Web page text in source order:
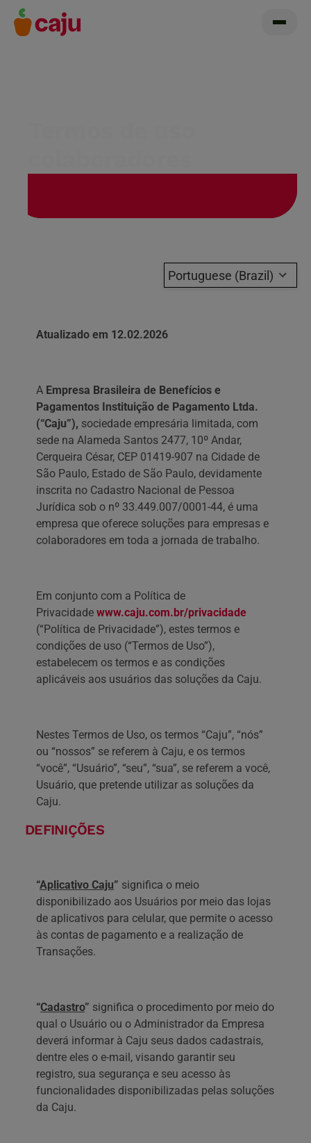
Portuguese (Brazil)
Atualizado em 12.02.2026
A Empresa Brasileira de Benefícios e
Pagamentos Instituição de Pagamento Ltda.
(“Caju”), sociedade empresária limitada, com
sede na Alameda Santos 2477, 10º Andar,
Cerqueira César, CEP 01419-907 na Cidade de
São Paulo, Estado de São Paulo, devidamente
inscrita no Cadastro Nacional de Pessoa
Jurídica sob o nº 33.449.007/0001-44, é uma
empresa que oferece soluções para empresas e
colaboradores em toda a jornada de trabalho.
Em conjunto com a Política de
Privacidade www.caju.com.br/privacidade
(“Política de Privacidade”), estes termos e
condições de uso (“Termos de Uso”),
estabelecem os termos e as condições
aplicáveis aos usuários das soluções da Caju.
Nestes Termos de Uso, os termos “Caju”, “nós”
ou “nossos” se referem à Caju, e os termos
“você”, “Usuário”, “seu”, “sua”, se referem a você,
Usuário, que pretende utilizar as soluções da
Caju.
DEFINIÇÕES
“Aplicativo Caju” significa o meio
disponibilizado aos Usuários por meio das lojas
de aplicativos para celular, que permite o acesso
às contas de pagamento e a realização de
Transações.
“Cadastro” significa o procedimento por meio do
qual o Usuário ou o Administrador da Empresa
deverá informar à Caju seus dados cadastrais,
dentre eles o e-mail, visando garantir seu
registro, sua segurança e seu acesso às
funcionalidades disponibilizadas pelas soluções
da Caju.